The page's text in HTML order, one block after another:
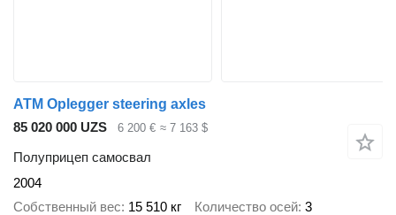
ATM Oplegger steering axles
85 020 000 UZS
6 200 € ≈ 7 163 $
Полуприцеп самосвал
2004
Собственный вес 15 510 кг Количество осей 3